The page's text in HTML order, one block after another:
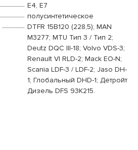
E4, E7
полусинтетическое
DTFR 15B120 (228,5); MAN
M3277; MTU Тип 3 / Тип 2;
Deutz DQC III-18; Volvo VDS-3;
Renault VI RLD-2; Mack EO-N;
Scania LDF-3 / LDF-2; Jaso DH-
1; Глобальный DHD-1; Детройт
Дизель DFS 93K215.